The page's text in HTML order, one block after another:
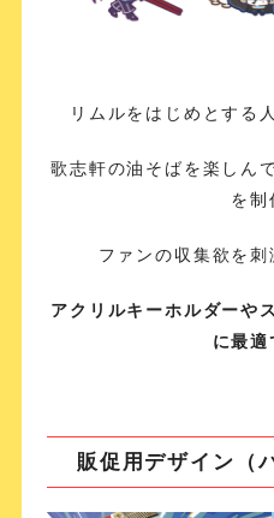
リムルをはじめとする
歌志軒の油そばを楽しん
を制
ファンの収集欲を刺
アクリルキーホルダーや
に最適
販促用デザイン（